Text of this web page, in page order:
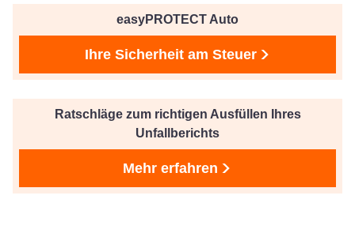
easyPROTECT Auto
Ihre Sicherheit am Steuer
Ratschläge zum richtigen Ausfüllen Ihres
Unfallberichts
Mehr erfahren